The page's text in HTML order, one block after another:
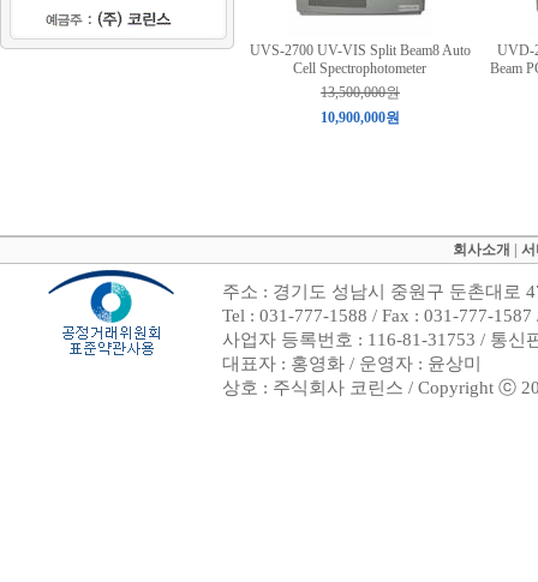
UVS-2700 UV-VIS Split Beam8 Auto
Cell Spectrophotometer
13,500,000원
10,900,000원
UVD-
Beam
회사소개
주소 : 경기도 성남시 중원구 둔촌대로
Tel : 031-777-1588 / Fax : 031-777-
사업자 등록번호 : 116-81-31753 / 통신
대표자 : 홍영화 / 운영자 : 윤상미
상호 : 주식회사 코린스 / Copyright ⓒ